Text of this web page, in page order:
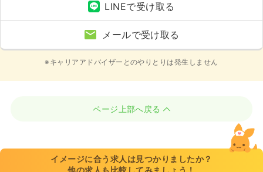
LINEで受け取る
メールで受け取る
※キャリアアドバイザーとのやりとりは発生しません
ページ上部へ戻る
イメージに合う求人は見つかりましたか？
他の求人も比較してみましょう！